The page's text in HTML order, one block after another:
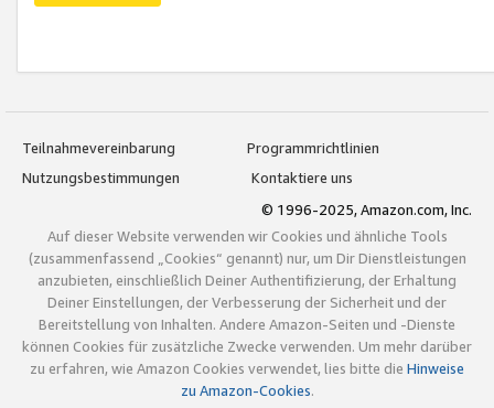
Teilnahmevereinbarung
Programmrichtlinien
Nutzungsbestimmungen
Kontaktiere uns
© 1996-2025, Amazon.com, Inc.
Auf dieser Website verwenden wir Cookies und ähnliche Tools
(zusammenfassend „Cookies“ genannt) nur, um Dir Dienstleistungen
anzubieten, einschließlich Deiner Authentifizierung, der Erhaltung
Deiner Einstellungen, der Verbesserung der Sicherheit und der
Bereitstellung von Inhalten. Andere Amazon-Seiten und -Dienste
können Cookies für zusätzliche Zwecke verwenden. Um mehr darüber
zu erfahren, wie Amazon Cookies verwendet, lies bitte die Hinweise
zu Amazon-Cookies.